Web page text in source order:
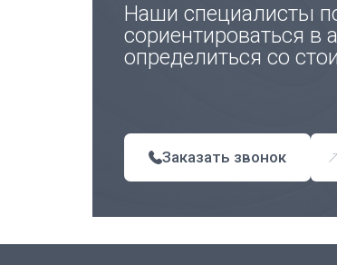
Наши специалисты
сориентироваться в
определиться со
Заказать звонок